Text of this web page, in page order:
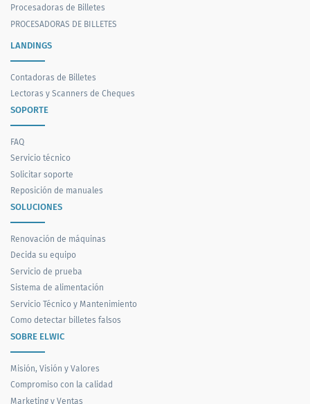
Procesadoras de Billetes
PROCESADORAS DE BILLETES
LANDINGS
Contadoras de Billetes
Lectoras y Scanners de Cheques
SOPORTE
FAQ
Servicio técnico
Solicitar soporte
Reposición de manuales
SOLUCIONES
Renovación de máquinas
Decida su equipo
Servicio de prueba
Sistema de alimentación
Servicio Técnico y Mantenimiento
Como detectar billetes falsos
SOBRE ELWIC
Misión, Visión y Valores
Compromiso con la calidad
Marketing y Ventas